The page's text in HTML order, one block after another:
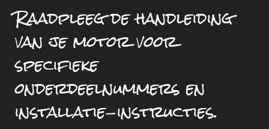
Raadpleeg de handleiding
van je motor voor
specifieke
onderdeelnummers en
installatie-instructies.